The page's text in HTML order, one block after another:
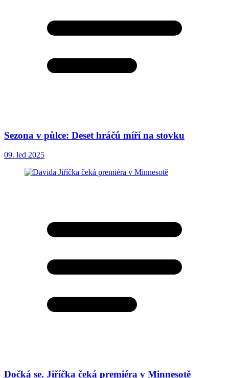
Sezona v půlce: Deset hráčů míří na stovku
09. led 2025
Dočká se. Jiříčka čeká premiéra v Minnesotě